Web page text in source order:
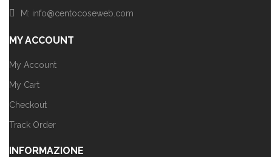
M: info@centocoseweb.com
MY ACCOUNT
My Account
My Cart
Checkout
Track Order
INFORMAZIONE